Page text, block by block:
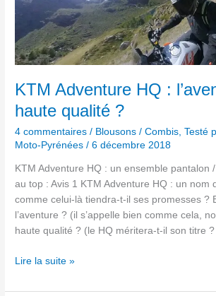
KTM Adventure HQ :
haute qualité ?
4 commentaires / Blousons / Combis ,Testé
Moto-Pyrénées/6 décembre 2018
KTM Adventure HQ : un ensemble pantalon
au top : Avis 1 KTM Adventure HQ : un nom
comme celui-là tiendra-t-il ses promesses ?
l’aventure ? (il s’appelle bien comme cela,
haute qualité ? (le HQ méritera-t-il son titre
Adventure
l’aventure
en
qualité ?
Lire la suite »